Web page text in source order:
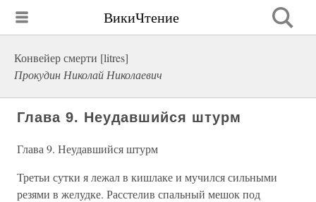
ВикиЧтение
Конвейер смерти [litres]
Прокудин Николай Николаевич
Глава 9. Неудавшийся штурм
Глава 9. Неудавшийся штурм
Третьи сутки я лежал в кишлаке и мучился сильными
резями в желудке. Расстелив спальный мешок под